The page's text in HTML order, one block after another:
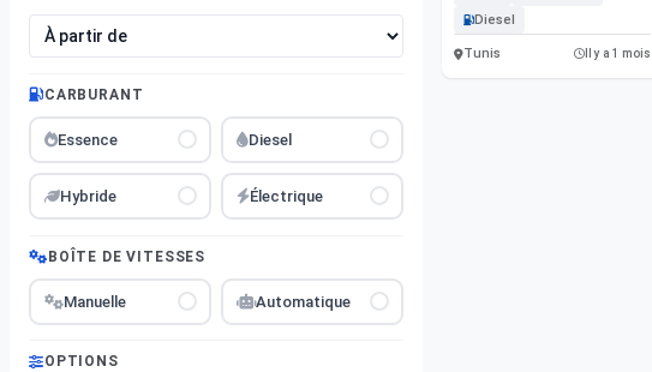
CARBURANT
Essence Diesel
Hybride Électrique
BOÎTE DE VITESSES
Manuelle Automatique
OPTIONS
Diesel
Tunis Il y a 1 mois